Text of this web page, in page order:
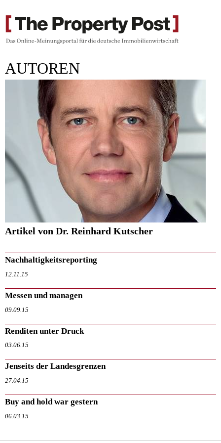
AUTOREN
Artikel von Dr. Reinhard Kutscher
Nachhaltigkeitsreporting
12.11.15
Messen und managen
09.09.15
Renditen unter Druck
03.06.15
Jenseits der Landesgrenzen
27.04.15
Buy and hold war gestern
06.03.15